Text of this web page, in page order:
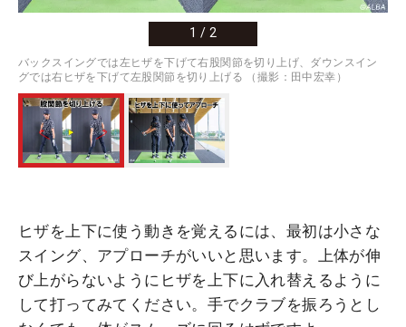
1 / 2
バックスイングでは左ヒザを下げて右股関節を切り上げ、ダウンスイン
グでは右ヒザを下げて左股関節を切り上げる （撮影：田中宏幸）
ヒザを上下に使う動きを覚えるには、最初は小さな
スイング、アプローチがいいと思います。上体が伸
び上がらないようにヒザを上下に入れ替えるように
して打ってみてください。手でクラブを振ろうとし